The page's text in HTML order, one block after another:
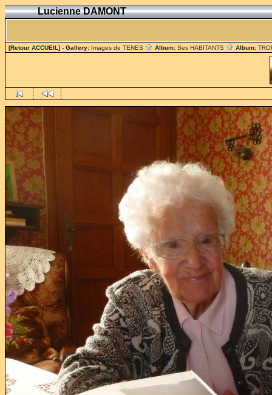
Lucienne DAMONT
[Retour ACCUEIL] - Gallery: Images de TENES Album: Ses HABITANTS Album: